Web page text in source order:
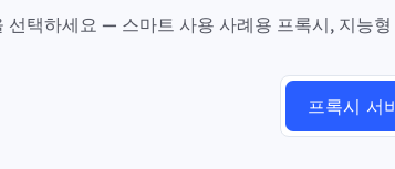
선택하세요 — 스마트 사용 사례용 프록시, 지능
프록시 서